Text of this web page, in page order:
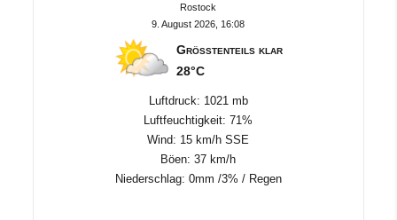
Rostock
9. August 2026, 16:08
Größtenteils klar
28°C
Luftdruck: 1021 mb
Luftfeuchtigkeit: 71%
Wind: 15 km/h SSE
Böen: 37 km/h
Niederschlag: 0mm /3% / Regen